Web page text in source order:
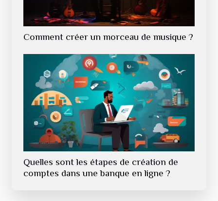
Comment créer un morceau de musique ?
Quelles sont les étapes de création de
comptes dans une banque en ligne ?